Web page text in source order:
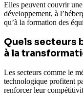
Elles peuvent couvrir une
développement, à
qu’à la formation des
Quels secteurs
à la
Les secteurs comme le
technologique profitent
renforcer leur